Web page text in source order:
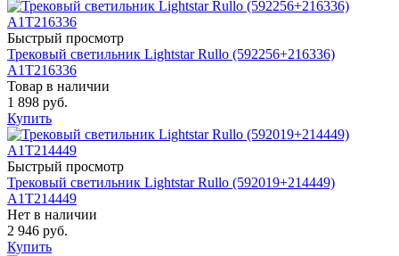
Быстрый просмотр
Трековый светильник Lightstar Rullo (592256+216336)
A1T216336
Товар в наличии
1 898 руб.
Купить
Быстрый просмотр
Трековый светильник Lightstar Rullo (592019+214449)
A1T214449
Нет в наличии
2 946 руб.
Купить